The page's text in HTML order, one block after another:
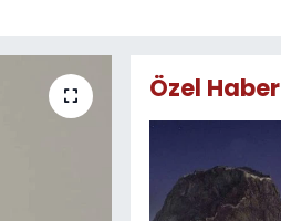
Özel Haber